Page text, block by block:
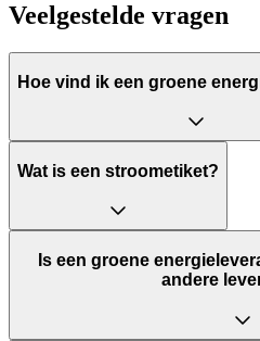
Veelgestelde vragen
Hoe vind ik een groene
Wat is een stroometiket?
Is een groene
andere